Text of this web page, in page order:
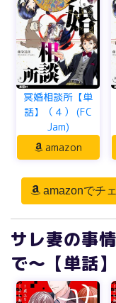
冥婚相談所【単
話】（４） (FC
Jam)
amazon
amazonでチ
サレ妻の事
で～【単話